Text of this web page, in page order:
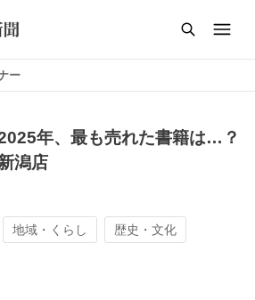
ー
年、最も売れた書籍は…？
潟店
地域・くらし 歴史・文化